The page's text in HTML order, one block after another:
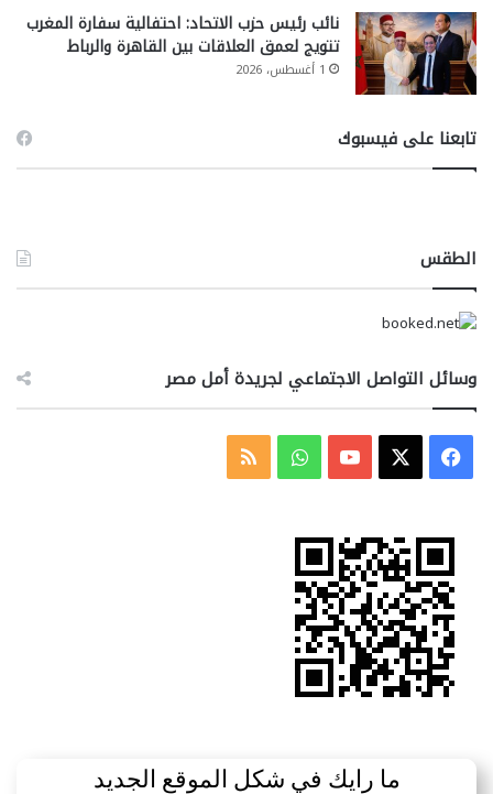
نائب رئيس حزب الاتحاد: احتفالية سفارة المغرب
تتويج لعمق العلاقات بين القاهرة والرباط
1 أغسطس، 2026
تابعنا على فيسبوك
الطقس
وسائل التواصل الاجتماعي لجريدة أمل مصر
فيسبوك ‫YouTubeواتسابملخص
ما رايك في شكل الموقع الجديد